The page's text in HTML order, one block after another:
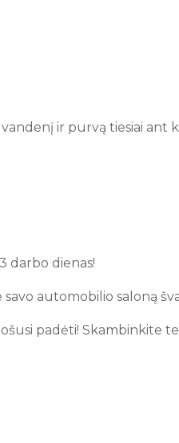
ir purvą tiesiai ant
darbo dienas!
automobilio saloną
padėti! Skambinkite